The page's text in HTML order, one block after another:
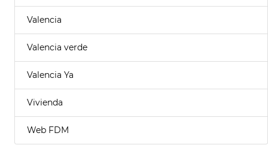
Valencia
Valencia verde
Valencia Ya
Vivienda
Web FDM